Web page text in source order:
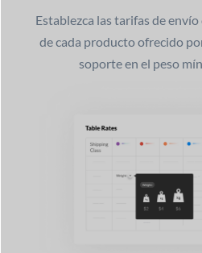
Establezca las tarifas de
de cada producto ofrecido
soporte en el peso